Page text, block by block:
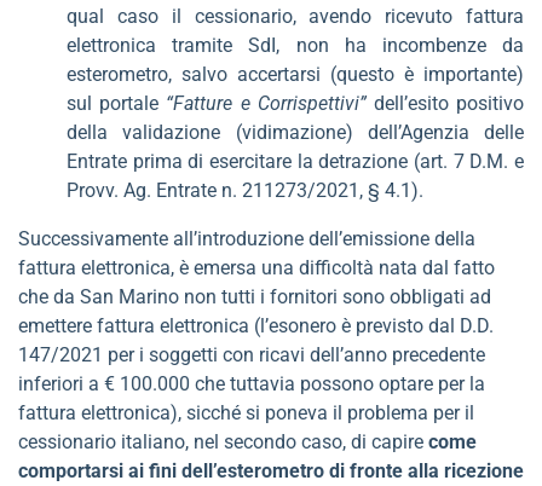
qual caso il cessionario, avendo ricevuto fattura
elettronica tramite SdI, non ha incombenze da
esterometro, salvo accertarsi (questo è importante)
sul portale “Fatture e Corrispettivi” dell’esito positivo
della validazione (vidimazione) dell’Agenzia delle
Entrate prima di esercitare la detrazione (art. 7 D.M. e
Provv. Ag. Entrate n. 211273/2021, § 4.1).
Successivamente all’introduzione dell’emissione della
fattura elettronica, è emersa una difficoltà nata dal fatto
che da San Marino non tutti i fornitori sono obbligati ad
emettere fattura elettronica (l’esonero è previsto dal D.D.
147/2021 per i soggetti con ricavi dell’anno precedente
inferiori a € 100.000 che tuttavia possono optare per la
fattura elettronica), sicché si poneva il problema per il
cessionario italiano, nel secondo caso, di capire come
comportarsi ai fini dell’esterometro di fronte alla ricezione